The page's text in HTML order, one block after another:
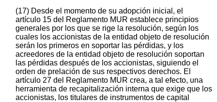
(17) Desde el momento de su adopción inicial, el
artículo 15 del Reglamento MUR establece principios
generales por los que se rige la resolución, según los
cuales los accionistas de la entidad objeto de resolución
serán los primeros en soportar las pérdidas, y los
acreedores de la entidad objeto de resolución soportan
las pérdidas después de los accionistas, siguiendo el
orden de prelación de sus respectivos derechos. El
artículo 27 del Reglamento MUR crea, a tal efecto, una
herramienta de recapitalización interna que exige que los
accionistas, los titulares de instrumentos de capital